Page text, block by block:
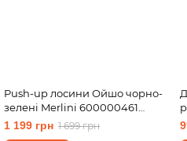
Push-up лосини Ойшо чорно-
зелені Merlini 600000461
розмір L-XL
1 199 грн 1 699 грн